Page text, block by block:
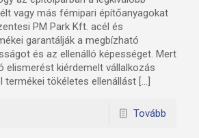
vagy más fémipari építőanyagokat
PM Park Kft. acél és
garantálják a megbízható
és az ellenálló képességet. Mert
elismerést kiérdemelt vállalkozás
tökéletes ellenállást […]
Tovább